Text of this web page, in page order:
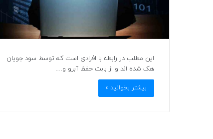
این مطلب در رابطه با افرادی است که توسط سود جویان
هک شده اند و از بابت حفظ آبرو و…
بیشتر بخوانید »